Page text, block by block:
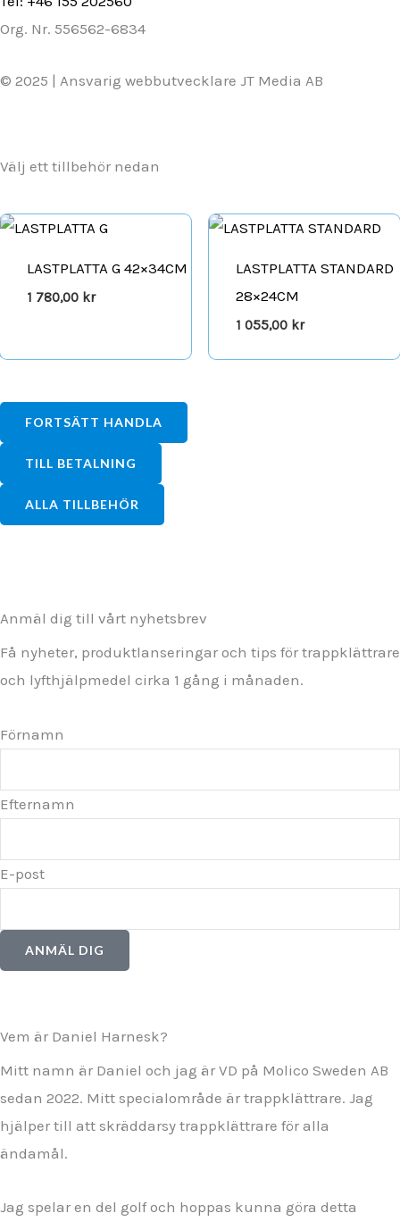
Org. Nr. 556562-6834
© 2025 | Ansvarig webbutvecklare JT Media AB
Välj ett tillbehör nedan
LASTPLATTA G 42×34CM
1 780,00 kr
LASTPLATTA STANDARD
28×24CM
1 055,00 kr
FORTSÄTT HANDLA
TILL BETALNING
ALLA TILLBEHÖR
Anmäl dig till vårt nyhetsbrev
Få nyheter, produktlanseringar och tips för trappklättrare
och lyfthjälpmedel cirka 1 gång i månaden.
Förnamn
Efternamn
E-post
ANMÄL DIG
Vem är Daniel Harnesk?
Mitt namn är Daniel och jag är VD på Molico Sweden AB
sedan 2022. Mitt specialområde är trappklättrare. Jag
hjälper till att skräddarsy trappklättrare för alla
ändamål.
Jag spelar en del golf och hoppas kunna göra detta